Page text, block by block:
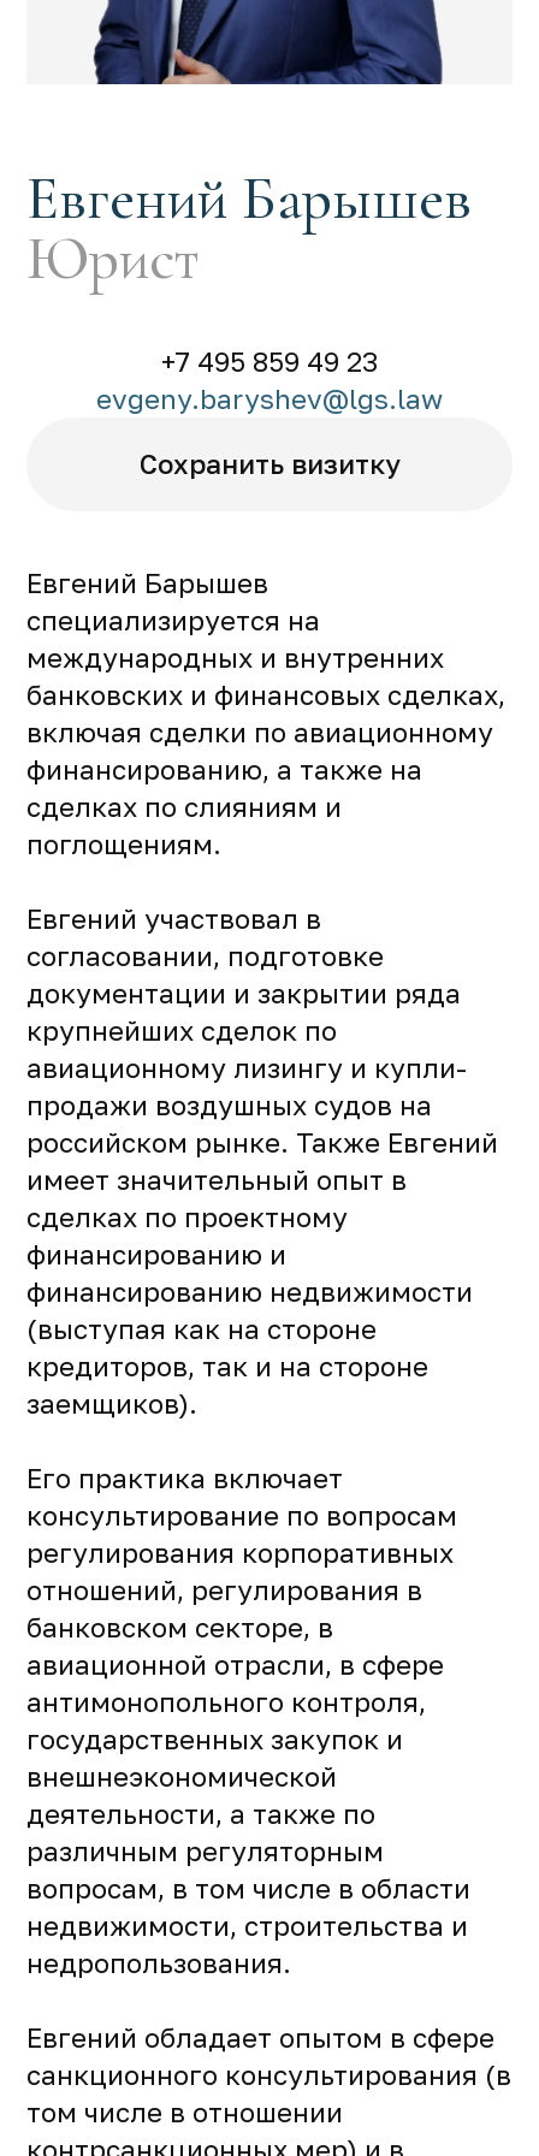
Евгений Барышев
Юрист
+7 495 859 49 23
evgeny.baryshev@lgs.law
Сохранить визитку
Евгений Барышев
специализируется на
международных и внутренних
банковских и финансовых сделках,
включая сделки по авиационному
финансированию, а также на
сделках по слияниям и
поглощениям.
Евгений участвовал в
согласовании, подготовке
документации и закрытии ряда
крупнейших сделок по
авиационному лизингу и купли-
продажи воздушных судов на
российском рынке. Также Евгений
имеет значительный опыт в
сделках по проектному
финансированию и
финансированию недвижимости
(выступая как на стороне
кредиторов, так и на стороне
заемщиков).
Его практика включает
консультирование по вопросам
регулирования корпоративных
отношений, регулирования в
банковском секторе, в
авиационной отрасли, в сфере
антимонопольного контроля,
государственных закупок и
внешнеэкономической
деятельности, а также по
различным регуляторным
вопросам, в том числе в области
недвижимости, строительства и
недропользования.
Евгений обладает опытом в сфере
санкционного консультирования (в
том числе в отношении